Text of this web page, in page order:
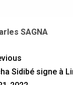
SAGNA
Sidibé signe à